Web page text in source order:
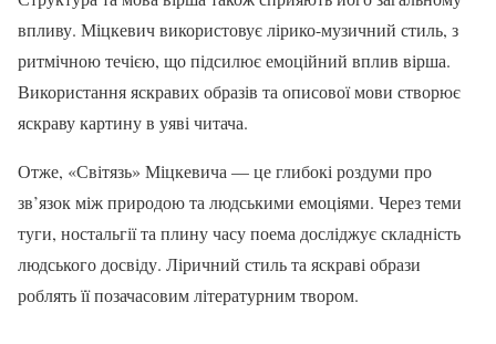
впливу. Міцкевич використовує лірико-музичний стиль, з
ритмічною течією, що підсилює емоційний вплив вірша.
Використання яскравих образів та описової мови створює
яскраву картину в уяві читача.
Отже, «Світязь» Міцкевича — це глибокі роздуми про
зв’язок між природою та людськими емоціями. Через теми
туги, ностальгії та плину часу поема досліджує складність
людського досвіду. Ліричний стиль та яскраві образи
роблять її позачасовим літературним твором.